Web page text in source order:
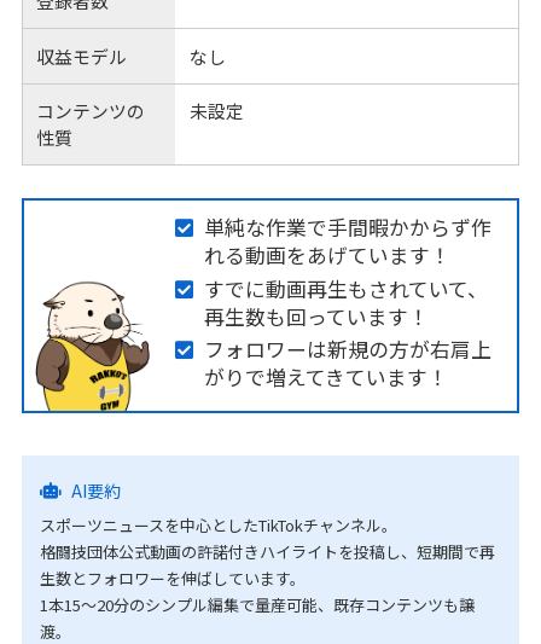
収益モデル なし
コンテンツの
性質
未設定
単純な作業で手間暇かからず作
れる動画をあげています！
すでに動画再生もされていて、
再生数も回っています！
フォロワーは新規の方が右肩上
がりで増えてきています！
AI要約
スポーツニュースを中心としたTikTokチャンネル。
格闘技団体公式動画の許諾付きハイライトを投稿し、短期間で再
生数とフォロワーを伸ばしています。
1本15〜20分のシンプル編集で量産可能、既存コンテンツも譲
渡。